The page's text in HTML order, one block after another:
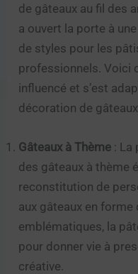
de gâteaux au fil des
a ouvert la porte à
de styles pour les
professionnels. Voici
influencé et s’est
décoration de
Gâteaux à Thème : La
des gâteaux à thème
reconstitution de
aux gâteaux en forme
emblématiques, la
pour donner vie à
créative.